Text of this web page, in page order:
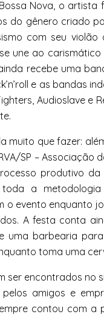
Nova, o artista
do gênero criado
com seu
une ao
recebe uma
e as bandas
Audioslave e
muito que fazer:
SP – Associação
produtivo
a metodologia
o evento enquanto
A festa conta
uma barbearia
toma uma
encontrados no
amigos e
contou com a